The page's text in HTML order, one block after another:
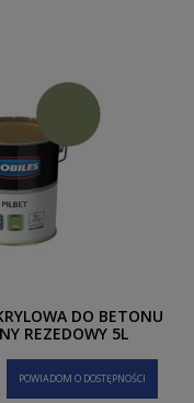
DO BETONU
REZEDOWY 5L
POWIADOM O DOSTĘPNOŚCI